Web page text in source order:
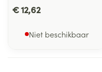
€ 12,62
Niet beschikbaar